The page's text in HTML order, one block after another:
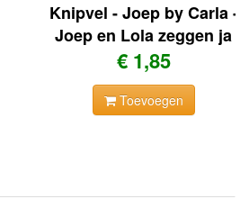
Knipvel - Joep by Carla -
Joep en Lola zeggen ja
€ 1,85
Toevoegen